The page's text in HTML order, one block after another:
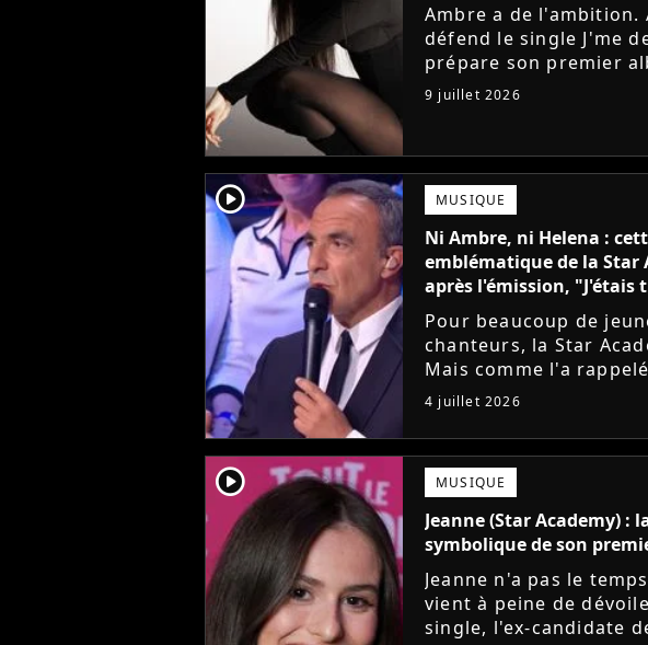
Ambre a de l'ambition.
défend le single J'me
prépare son premier
de la dernière saison
annonce les dates de
9 juillet 2026
player2 MUSIQUE
Ni Ambre, ni Helena :
emblématique de la Star
après l'émission, "J'étais
Pour beaucoup de
chanteurs, la Star
Mais comme l'a
gagnante, l'émission de
toujours simple à vivre.
4 juillet 2026
player2 MUSIQUE
Jeanne (Star Academy) :
symbolique de son
Jeanne n'a pas le
vient à peine de
single, l'ex-candidate